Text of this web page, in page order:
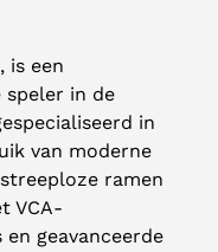
is een
speler in de
in
van moderne
ramen
VCA-
geavanceerde